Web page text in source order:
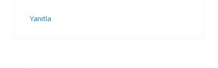
Yanıtla